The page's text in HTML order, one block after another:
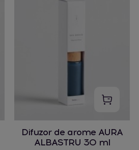
Difuzor de arome AURA
ALBASTRU 30 ml